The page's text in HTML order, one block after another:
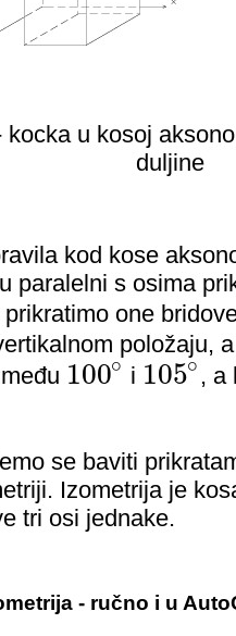
kocka u kosoj
duljine
kod kose
paralelni s osima
one
položaju,
100∘
100∘ i 105∘
105∘ , a
se baviti
Izometrija je
tri osi jednake.
- ručno i u